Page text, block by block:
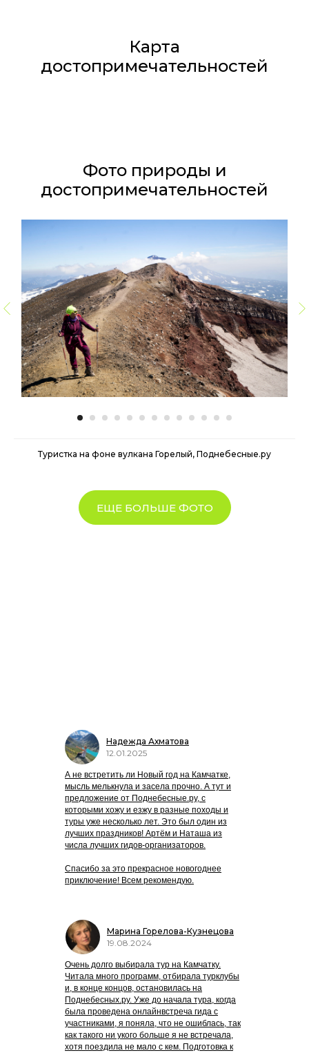
Карта
достопримечательностей
Фото природы и
достопримечательностей
Туристка на фоне вулкана Горелый, Поднебесные.ру
ЕЩЕ БОЛЬШЕ ФОТО
Надежда Ахматова
А не встретить ли Новый год на Камчатке,
мысль мелькнула и засела прочно. А тут и
предложение от Поднебесные.ру, с
которыми хожу и езжу в разные походы и
туры уже несколько лет. Это был один из
лучших праздников! Артём и Наташа из
числа лучших гидов-организаторов.
Спасибо за это прекрасное новогоднее
приключение! Всем рекомендую.
12.01.2025
Очень долго выбирала тур на Камчатку.
Читала много программ, отбирала турклубы
и, в конце концов, остановилась на
Поднебесных.ру. Уже до начала тура, когда
была проведена онлайнвстреча гида с
участниками, я поняла, что не ошиблась, так
как такого ни укого больше я не встречала,
хотя поездила не мало с кем. Подготовка к
19.08.2024
Марина Горелова-Кузнецова